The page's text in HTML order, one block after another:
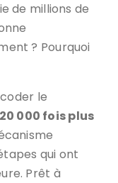
de millions de
? Pourquoi
le
000 fois plus
qui ont
Prêt à